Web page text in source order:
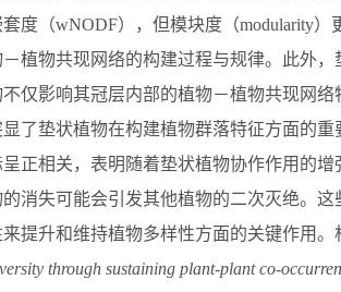
度（wNODF），但模块度（modularity）
－植物共现网络的构建过程与规律。此外
不仅影响其冠层内部的植物－植物共现网络
显了垫状植物在构建植物群落特征方面的
呈正相关，表明随着垫状植物协作作用的
的消失可能会引发其他植物的二次灭绝。这
来提升和维持植物多样性方面的关键作用。
through sustaining plant-plant co-